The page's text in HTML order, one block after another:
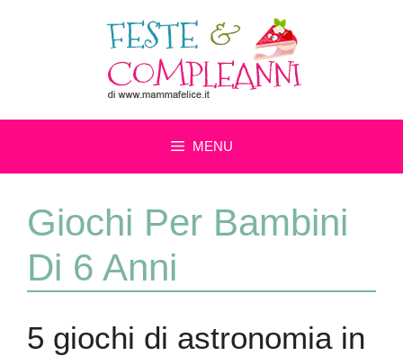
MENU
Giochi Per Bambini
Di 6 Anni
5 giochi di astronomia in